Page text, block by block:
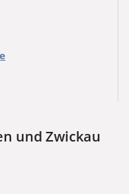
und Zwickau